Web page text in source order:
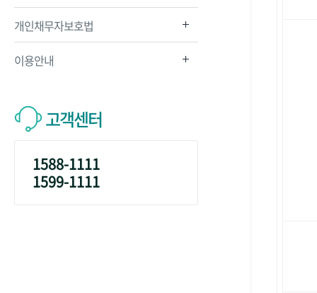
개인채무자보호법
이용안내
고객센터
1588-1111
1599-1111